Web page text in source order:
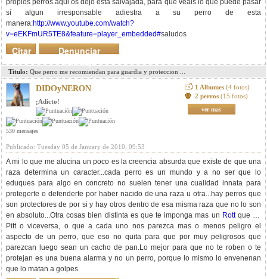
propios perros.aqui os dejo esta salvajada, para que veais lo que puede pasar
sí algun irresponsable adiestra a su perro de esta
manera:http://www.youtube.com/watch?
v=eEKFmUR5TE8&feature=player_embedded#saludos
Denunciar
mensaje
Citar
Titulo: Que perro me recomiendan para guardia y proteccion ...
DIDOyNERON
¡Adicto!
530 mensajes
1 Albumes (4 fotos)
2 perros (15 fotos)
ver mas
Publicado: Tuesday 05 de January de 2010, 09:53
A mi lo que me alucina un poco es la creencia absurda que existe de que una
raza determina un caracter...cada perro es un mundo y a no ser que lo
eduques para algo en concreto no suelen tener una cualidad innata para
protegerte o defenderte por haber nacido de una raza u otra...hay perros que
son protectores de por si y hay otros dentro de esa misma raza que no lo son
en absoluto...Otra cosas bien distinta es que te imponga mas un Rottque un
Pitt o viceversa, o que a cada uno nos parezca mas o menos peligro el
aspecto de un perro, que eso no quita para que por muy peligrosos que
parezcan luego sean un cacho de pan.Lo mejor para que no te roben o te
protejan es una buena alarma y no un perro, porque lo mismo lo envenenan
que lo matan a golpes.